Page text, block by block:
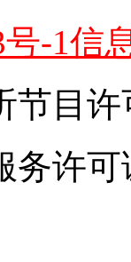
-1信
目许
许可